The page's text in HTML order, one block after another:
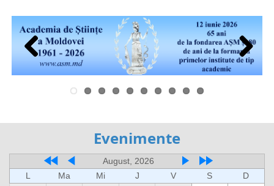
Previous Next
Evenimente
August, 2026
L
Ma Mi J V S
D